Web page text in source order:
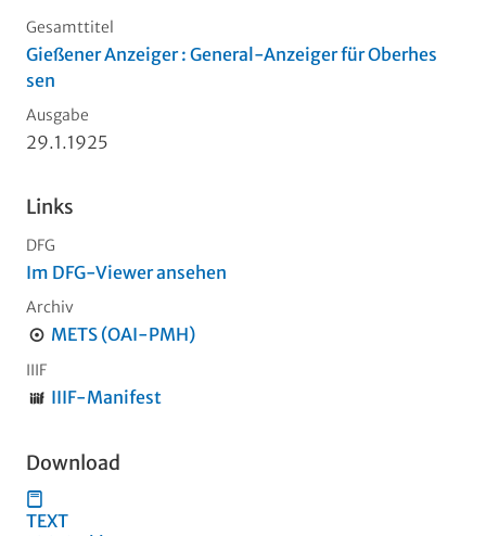
Gesamttitel
Gießener Anzeiger : General-Anzeiger für Oberhes
sen
Ausgabe
29.1.1925
Links
DFG
Im DFG-Viewer ansehen
Archiv
METS (OAI-PMH)
IIIF
IIIF-Manifest
Download
TEXT